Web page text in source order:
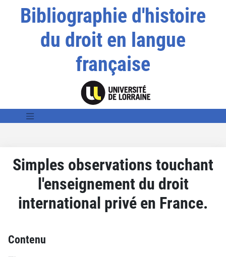
Bibliographie d'histoire
du droit en langue
française
Simples observations touchant
l'enseignement du droit
international privé en France.
Contenu